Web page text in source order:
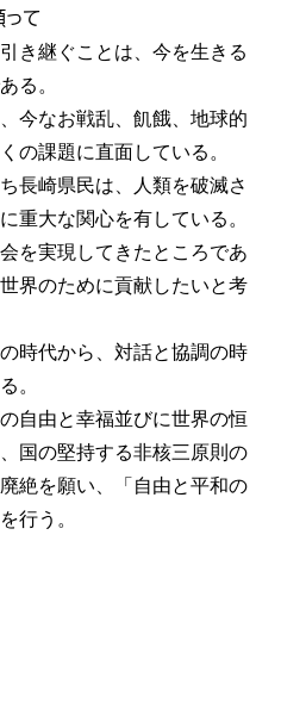
って
き継ぐことは、今を生きる
る。
今なお戦乱、飢餓、地球的
の課題に直面している。
長崎県民は、人類を破滅さ
重大な関心を有している。
を実現してきたところであ
界のために貢献したいと考
時代から、対話と協調の時
。
自由と幸福並びに世界の恒
国の堅持する非核三原則の
絶を願い、「自由と平和の
行う。